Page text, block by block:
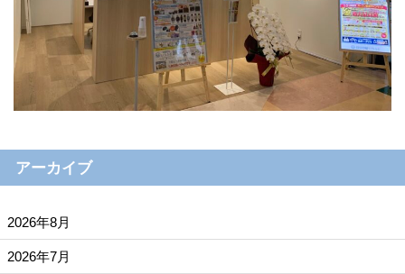
アーカイブ
2026年8月
2026年7月